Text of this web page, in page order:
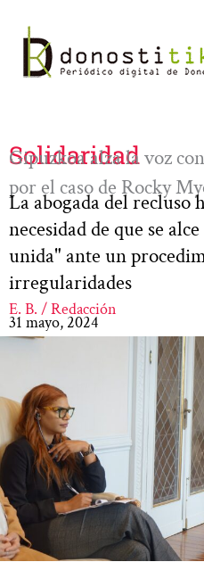
contenido
Solidaridad
Gipuzkoa alza la voz
por el caso de Rocky
La abogada del recluso
necesidad de que se
unida" ante un
irregularidades
E. B. / Redacción
31 mayo, 2024